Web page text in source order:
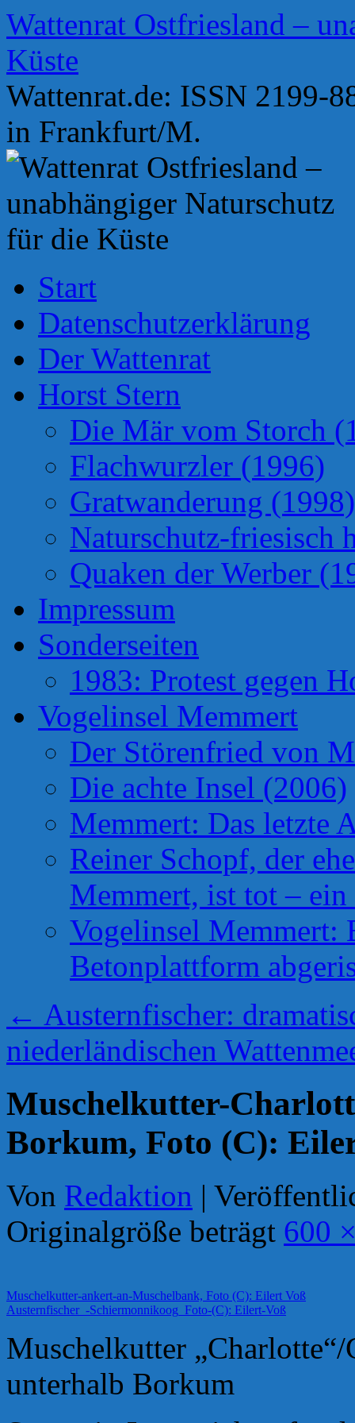
Zum
Inhalt
springen
Wattenrat Ostfriesland –
Küste
Wattenrat.de: ISSN 2199-
in Frankfurt/M.
Start
Datenschutzerklärung
Der Wattenrat
Horst Stern
Die Mär vom Storch
Flachwurzler (1996)
Gratwanderung (1998)
Naturschutz-friesisch
Quaken der Werber
Impressum
Sonderseiten
1983: Protest gegen
Vogelinsel Memmert
Der Störenfried von
Die achte Insel (2006)
Memmert: Das letzte
Reiner Schopf, der
Memmert, ist tot –
Vogelinsel Memmert:
Betonplattform
← Austernfischer:
niederländischen
Muschelkutter-
Borkum, Foto (C):
Von Redaktion |
Originalgröße beträgt 600
Muschelkutter-ankert-an-Muschelbank, Foto (C): Eilert Voß
Austernfischer_-Schiermonnikoog_Foto-(C): Eilert-Voß
Muschelkutter
unterhalb Borkum